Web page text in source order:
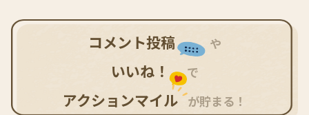
コメント投稿 や
いいね！ で
アクションマイル が貯まる！